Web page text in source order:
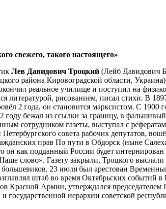
свежего, такого настоящего»
Лев Давидович Троцкий (Лейб Давидович
района Кировоградской области, Украина
реальное училище и поступил на
литературой, рисованием, писал стихи. В
2 года, он становится марксистом. С 1900
году бежал из ссылки за границу, в
сотрудником газеты, выступал с
Петербургского совета рабочих депутатов,
прав По пути в Обдорск (ныне
как подданный России будет
слово». Газету закрыли, Троцкого
23 июля был арестован
штаб во время Октябрьских событий
Красной Армии, утверждался
иерархии советской